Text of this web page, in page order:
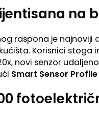
na
raspona je najnoviji
Korisnici stoga
novi senzor
Smart Sensor Profile